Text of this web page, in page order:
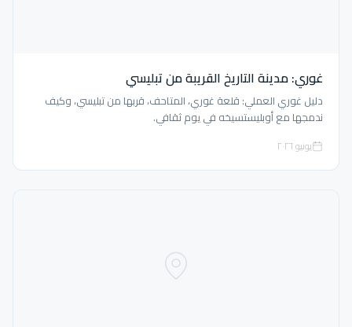
غوري: مدينة التاريخ القريبة من تبليسي
دليل غوري العملي: قلعة غوري، المتاحف، قربها من تبليسي، وكيف
ندمجها مع أوبليستسيخه في يوم ثقافي.
يونيو ٢٠٢٦